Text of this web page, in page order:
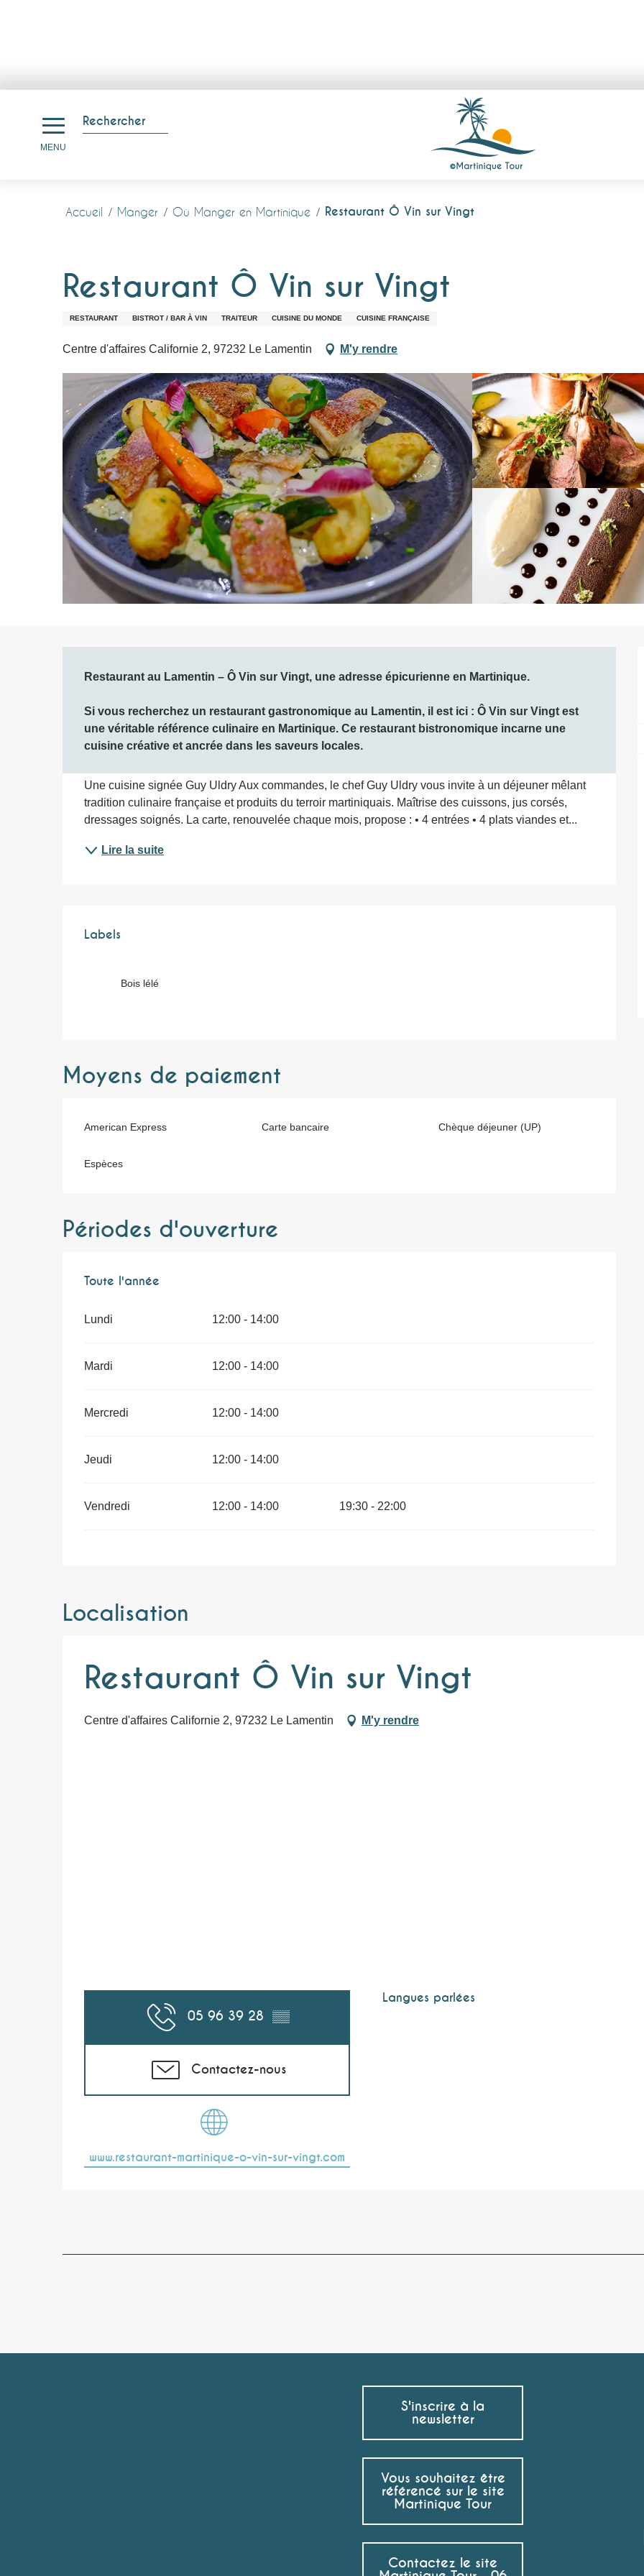
principal
Rechercher
MENU
Accueil Manger Où Manger en Martinique Restaurant Ô Vin sur Vingt
Restaurant Ô Vin sur Vingt
RESTAURANT BISTROT / BAR À VIN TRAITEUR CUISINE DU MONDE CUISINE FRANÇAISE
Centre d'affaires Californie 2, 97232 Le Lamentin M'y rendre
Description
Restaurant au Lamentin – Ô Vin sur Vingt, une adresse épicurienne en Martinique.
Si vous recherchez un restaurant gastronomique au Lamentin, il est ici : Ô Vin sur Vingt est
une véritable référence culinaire en Martinique. Ce restaurant bistronomique incarne une
cuisine créative et ancrée dans les saveurs locales.
Une cuisine signée Guy Uldry Aux commandes, le chef Guy Uldry vous invite à un déjeuner mêlant
tradition culinaire française et produits du terroir martiniquais. Maîtrise des cuissons, jus corsés,
dressages soignés. La carte, renouvelée chaque mois, propose : • 4 entrées • 4 plats viandes et...
Lire la suite
Offres de prestations
Labels
Labels
Bois lélé
Moyens de paiement
American Express Carte bancaire Chèque déjeuner (UP)
Espèces
Périodes d'ouverture
Toute l'année
Toute l'année
Lundi 12:00 - 14:00
Mardi 12:00 - 14:00
Mercredi 12:00 - 14:00
Jeudi 12:00 - 14:00
Vendredi 12:00 - 14:00 19:30 - 22:00
Localisation
Restaurant Ô Vin sur Vingt
Centre d'affaires Californie 2, 97232 Le Lamentin M'y rendre
05 96 39 28 ▒▒
Contactez-nous
www.restaurant-martinique-o-vin-sur-vingt.com
Langues parlées
Langues parlées
S'inscrire à la
newsletter
Vous souhaitez être
référencé sur le site
Martinique Tour
Contactez le site